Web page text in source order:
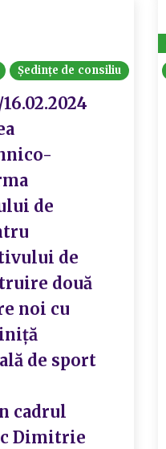
Ședințe de consiliu
de
de
două
noi cu
de sport
cadrul
Dimitrie